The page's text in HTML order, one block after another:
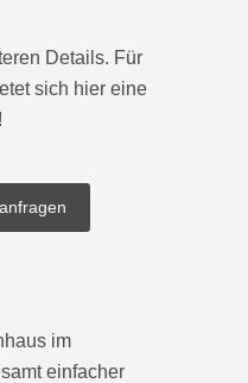
Details. Für
sich hier eine
im
einfacher